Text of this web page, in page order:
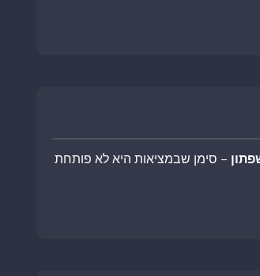
– סימן שבמציאות היא לא פותחת